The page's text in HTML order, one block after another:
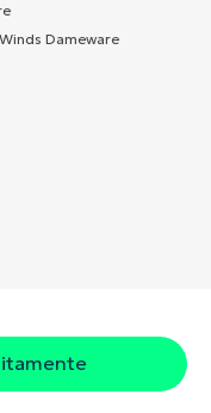
Dameware